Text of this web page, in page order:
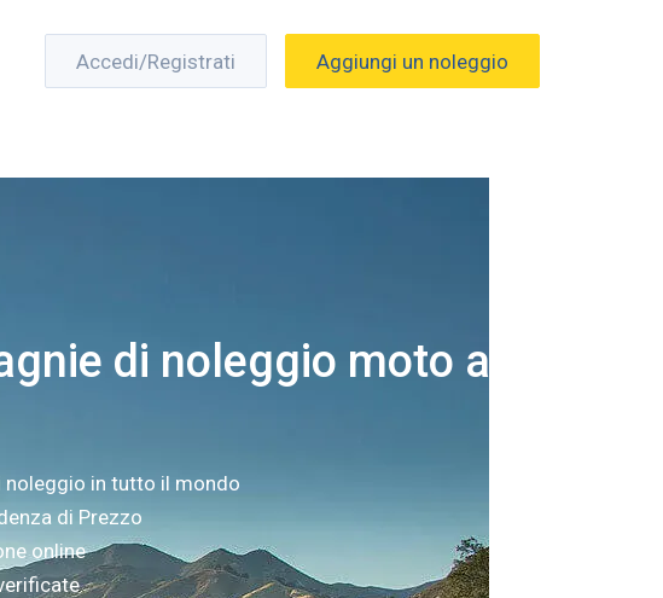
Accedi/Registrati Aggiungi un noleggio
di noleggio moto a
in tutto il mondo
di Prezzo
online